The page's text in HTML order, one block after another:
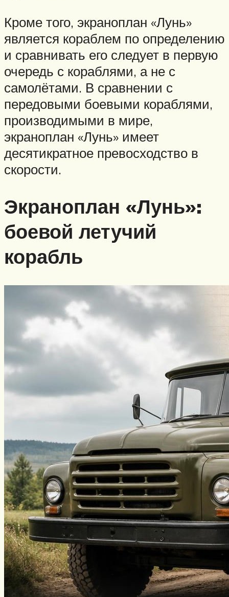
Кроме того, экраноплан «Лунь»
является кораблем по определению
и сравнивать его следует в первую
очередь с кораблями, а не с
самолётами. В сравнении с
передовыми боевыми кораблями,
производимыми в мире,
экраноплан «Лунь» имеет
десятикратное превосходство в
скорости.
Экраноплан «Лунь»:
боевой летучий
корабль